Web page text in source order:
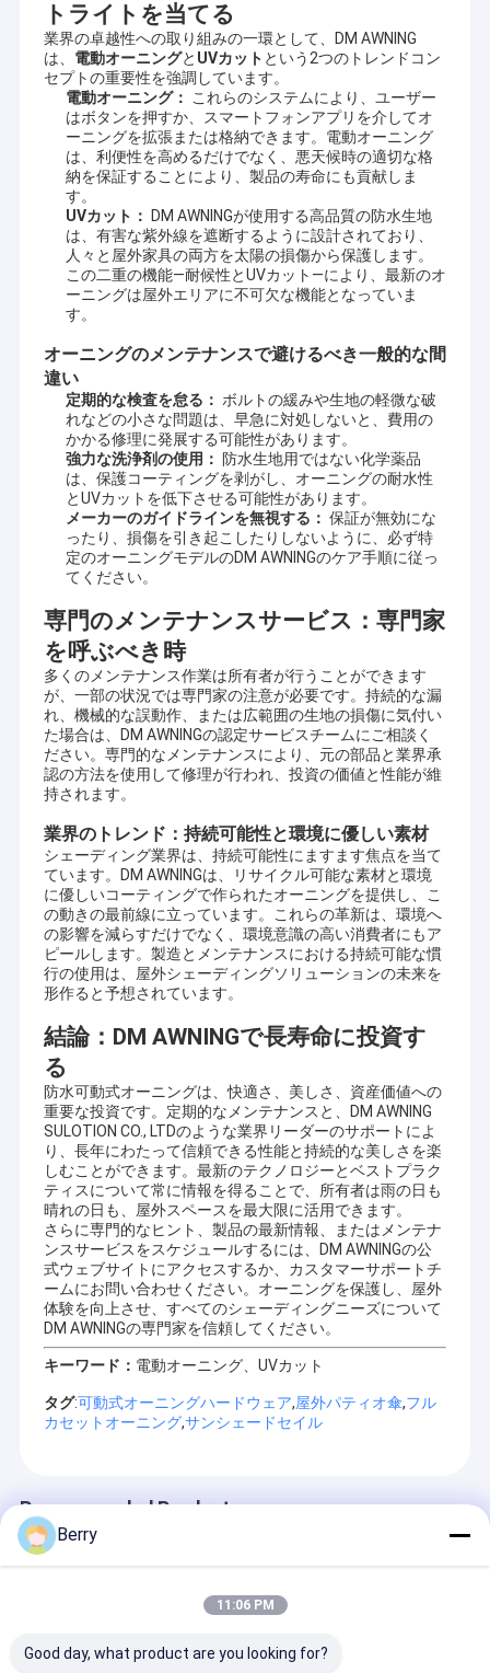
家へ
製品
わたしたち に つい て
工場 ツアー
品質管理
連絡 ください
ニュース
引金 を 求め て ください
引き下げられるアレンジング・ハードウェア
防水引き込み式の日除け
引き下げられる窓の天幕
引き下げられる屋根の天幕
フランス 様式 の 幕張
日除けのローラーの管
屋外パティオの傘
日曜日の陰の帆
パーゴラ オーイング キット
完全なカセット日除け
ローラーブラインドキット
トライトを当てる
業界の卓越性への取り組みの一環として、DM AWNING
は、 電動オーニングと UVカット という2つのトレンドコン
セプトの重要性を強調しています。
電動オーニング： これらのシステムにより、ユーザー
はボタンを押すか、スマートフォンアプリを介してオ
ーニングを拡張または格納できます。電動オーニング
は、利便性を高めるだけでなく、悪天候時の適切な格
納を保証することにより、製品の寿命にも貢献しま
す。
UVカット：
DM AWNINGが使用する高品質の防水生地
は、有害な紫外線を遮断するように設計されており、
人々と屋外家具の両方を太陽の損傷から保護します。
この二重の機能—耐候性とUVカット—により、最新のオ
ーニングは屋外エリアに不可欠な機能となっていま
す。
オーニングのメンテナンスで避けるべき一般的な間
違い
定期的な検査を怠る： ボルトの緩みや生地の軽微な破
れなどの小さな問題は、早急に対処しないと、費用の
かかる修理に発展する可能性があります。
強力な洗浄剤の使用： 防水生地用ではない化学薬品
は、保護コーティングを剥がし、オーニングの耐水性
とUVカットを低下させる可能性があります。
メーカーのガイドラインを無視する： 保証が無効にな
ったり、損傷を引き起こしたりしないように、必ず特
定のオーニングモデルのDM AWNINGのケア手順に従っ
てください。
専門のメンテナンスサービス：専門家
を呼ぶべき時
多くのメンテナンス作業は所有者が行うことができます
が、一部の状況では専門家の注意が必要です。持続的な漏
れ、機械的な誤動作、または広範囲の生地の損傷に気付い
た場合は、DM AWNINGの認定サービスチームにご相談く
ださい。専門的なメンテナンスにより、元の部品と業界承
認の方法を使用して修理が行われ、投資の価値と性能が維
持されます。
業界のトレンド：持続可能性と環境に優しい素材
シェーディング業界は、持続可能性にますます焦点を当て
ています。DM AWNINGは、リサイクル可能な素材と環境
に優しいコーティングで作られたオーニングを提供し、こ
の動きの最前線に立っています。これらの革新は、環境へ
の影響を減らすだけでなく、環境意識の高い消費者にもア
ピールします。製造とメンテナンスにおける持続可能な慣
行の使用は、屋外シェーディングソリューションの未来を
形作ると予想されています。
結論：DM AWNINGで長寿命に投資す
る
防水可動式オーニングは、快適さ、美しさ、資産価値への
重要な投資です。定期的なメンテナンスと、DM AWNING
SULOTION CO., LTDのような業界リーダーのサポートによ
り、長年にわたって信頼できる性能と持続的な美しさを楽
しむことができます。最新のテクノロジーとベストプラク
ティスについて常に情報を得ることで、所有者は雨の日も
晴れの日も、屋外スペースを最大限に活用できます。
さらに専門的なヒント、製品の最新情報、またはメンテナ
ンスサービスをスケジュールするには、DM AWNINGの公
式ウェブサイトにアクセスするか、カスタマーサポートチ
ームにお問い合わせください。オーニングを保護し、屋外
体験を向上させ、すべてのシェーディングニーズについて
DM AWNINGの専門家を信頼してください。
キーワード： 電動オーニング、UVカット
タグ:可動式オーニングハードウェア,屋外パティオ傘,フル
カセットオーニング,サンシェードセイル
Recommended Products
会社プロフィール
DM AWNING SULOTION CO., LTD 専門的な屋外用品の
屋外用屋や日傘 研修・販売・マーケティング私たちは屋
外日焼け止めの設計と製造に特化した製造業者であり,こ
のビジネスサイクルの国内および船上において高い評判
を享受しています.
アリミニアム合金製製品もあり,テラスシェード,アルミ合金製窓棚
などもあります.アルミ合金カーポートソーラールーム,パビリオ
ン,ブドウのフレーム その他の高級製品
優良品質,長時間保証,美しい外観,柔軟な設置,強い風に耐える,抗老
化,抗腐食,放射線対策高品質のサービス,回答生産,デザイン,輸送,
設置,販売後など
設計技術者のチームメイトのおかげで,私たちはあなたの特定の要
求を満たすために OEMまたはODMサービスを提供することがで
きます.
サポートOEM&ODM
私たちの会社は,広範囲にわたる 屋外の天幕,天幕の部品,テント,屋
外の巨大な傘などに関与しています. オーダーメイドのアルミ合金
製品が設計することができます.アルミ合金窓棚アルミ合金車棚 陽
光室 パビリオン ぶどう枠など
ご存知のように 広州は 便利な交通手段で 合理的な価格で アルミ
ニウムを購入するための アルミニウム製造拠点です
私たちはあなたの新しいアルミフロントバー,ローラー軸のための
新しいフリー模具を開くことができます MOQ 300pcs あなたの想
像を満たすために.
ローラー軸,四角管,折りたたみの腕,そして布を 顧客全員に個別に
提供できる理由です
660モデル腕がとても安定しています 10年以上の使用です 壊れた
問題で サービス後もほとんどありません
概要:
1 多様的な設計,引き込み可能な枠,保育園の棚,安定し
た品質のドロップアーム棚など.
2 OEM/ODMサービス
3 顧客の描画と要求を歓迎し,また,新しい模具を開く
4人の経験豊富なエンジニア,サウンドマネジメントシ
ステム,革新的な精神とチームワーク
8 善意で
詳細の写真やプロジェクト情報については,ウェブサイト
Berry
11:06 PM
Good day, what product are you looking for?